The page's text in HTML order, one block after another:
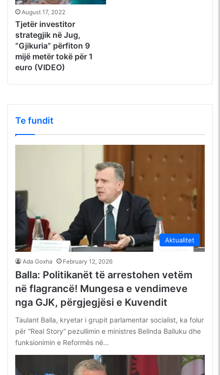
August 17, 2022
Tjetër investitor
strategjik në Jug,
“Gjikuria” përfiton 9
mijë metër tokë për 1
euro (VIDEO)
Ada Goxha February 12, 2026
Balla: Politikanët të arrestohen vetëm
në flagrancë! Mungesa e vendimeve
nga GJK, përgjegjësi e Kuvendit
Taulant Balla, kryetar i grupit parlamentar socialist, ka folur
për “Real Story” pezullimin e ministres Belinda Balluku dhe
funksionimin e Reformës në…